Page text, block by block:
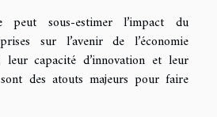
sous-estimer l’impact du
sur l’avenir de l’économie
capacité d’innovation et leur
des atouts majeurs pour faire